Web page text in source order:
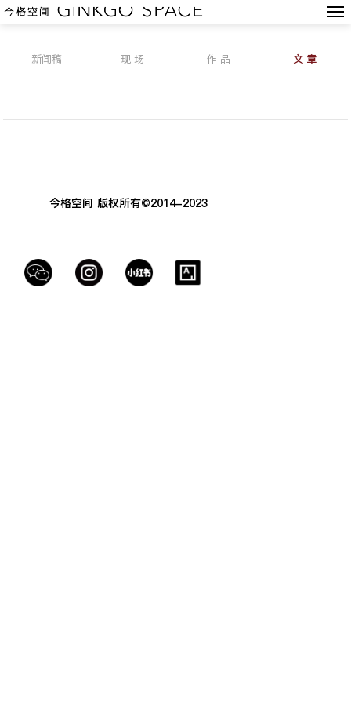
新闻稿 现 场 作 品 文 章
今格空间 版权所有©2014-2023